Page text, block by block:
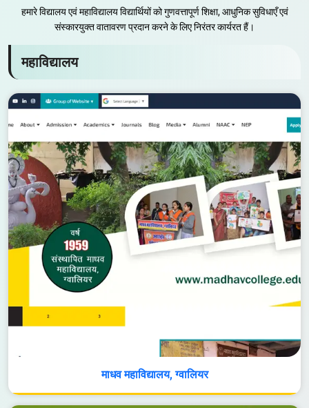
हमारे विद्यालय एवं महाविद्यालय विद्यार्थियों को गुणवत्तापूर्ण शिक्षा, आधुनिक सुविधाएँ एवं
संस्कारयुक्त वातावरण प्रदान करने के लिए निरंतर कार्यरत हैं।
महाविद्यालय
माधव महाविद्यालय, ग्वालियर